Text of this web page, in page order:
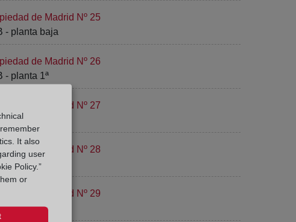
de Madrid Nº 25
- planta baja
de Madrid Nº 26
- planta 1ª
de Madrid Nº 27
planta 1ª
de Madrid Nº 28
planta 2ª
de Madrid Nº 29
- planta 4ª
It also
user
Policy.”
or